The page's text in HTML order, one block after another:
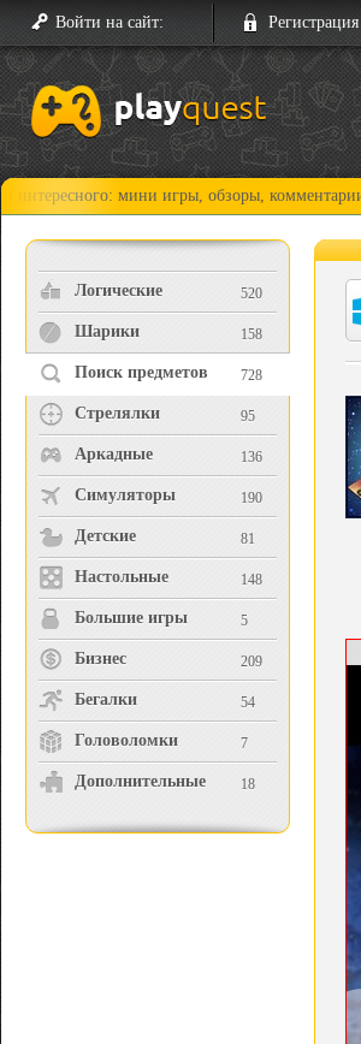
Войти на сайт: Регистрация
мини игры, обзоры, комментарии, форум,
Логические 520
Шарики 158
Поиск предметов 728
Стрелялки 95
Аркадные 136
Симуляторы 190
Детские 81
Настольные 148
Большие игры 5
Бизнес 209
Бегалки 54
Головоломки 7
Дополнительные 18